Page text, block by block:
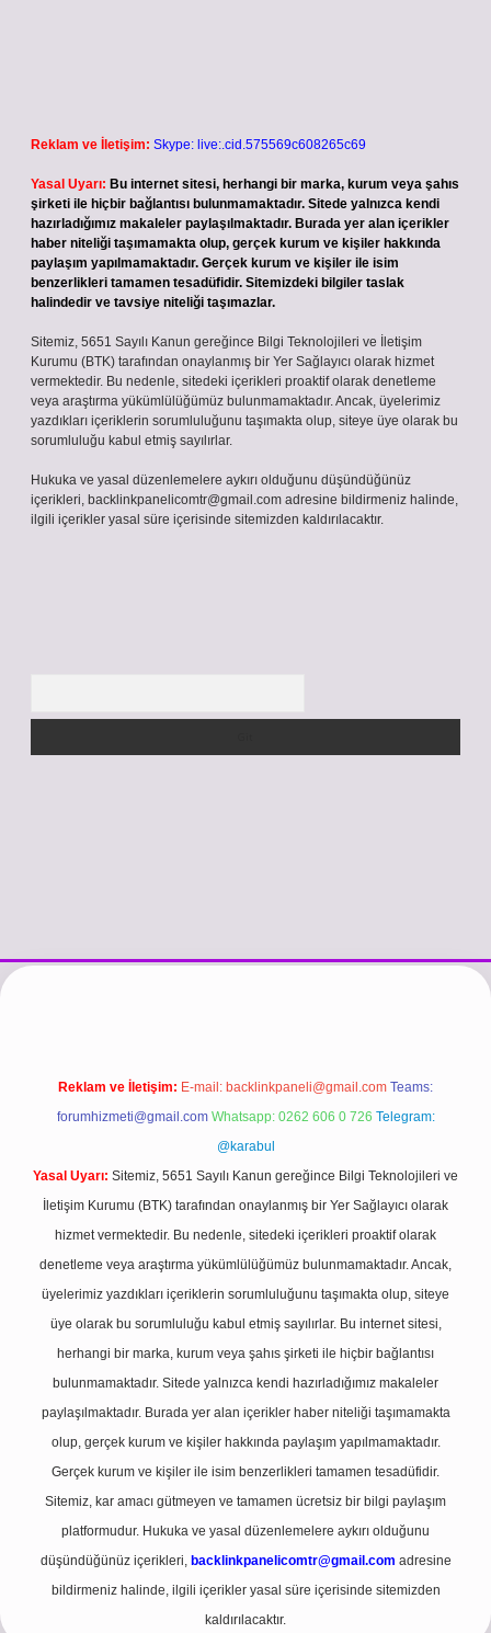
Reklam ve İletişim: Skype: live:.cid.575569c608265c69
Yasal Uyarı: Bu internet sitesi, herhangi bir marka, kurum veya şahıs
şirketi ile hiçbir bağlantısı bulunmamaktadır. Sitede yalnızca kendi
hazırladığımız makaleler paylaşılmaktadır. Burada yer alan içerikler
haber niteliği taşımamakta olup, gerçek kurum ve kişiler hakkında
paylaşım yapılmamaktadır. Gerçek kurum ve kişiler ile isim
benzerlikleri tamamen tesadüfidir. Sitemizdeki bilgiler taslak
halindedir ve tavsiye niteliği taşımazlar.
Sitemiz, 5651 Sayılı Kanun gereğince Bilgi Teknolojileri ve İletişim
Kurumu (BTK) tarafından onaylanmış bir Yer Sağlayıcı olarak hizmet
vermektedir. Bu nedenle, sitedeki içerikleri proaktif olarak denetleme
veya araştırma yükümlülüğümüz bulunmamaktadır. Ancak, üyelerimiz
yazdıkları içeriklerin sorumluluğunu taşımakta olup, siteye üye olarak bu
sorumluluğu kabul etmiş sayılırlar.
Hukuka ve yasal düzenlemelere aykırı olduğunu düşündüğünüz
içerikleri, backlinkpanelicomtr@gmail.com adresine bildirmeniz halinde,
ilgili içerikler yasal süre içerisinde sitemizden kaldırılacaktır.
vdcasino güncel girişhttps://www.betexper.xyz/betci.cobetci
Reklam ve İletişim: E-mail: backlinkpaneli@gmail.com Teams:
forumhizmeti@gmail.com Whatsapp: 0262 606 0 726 Telegram:
@karabul
Yasal Uyarı: Sitemiz, 5651 Sayılı Kanun gereğince Bilgi Teknolojileri ve
İletişim Kurumu (BTK) tarafından onaylanmış bir Yer Sağlayıcı olarak
hizmet vermektedir. Bu nedenle, sitedeki içerikleri proaktif olarak
denetleme veya araştırma yükümlülüğümüz bulunmamaktadır. Ancak,
üyelerimiz yazdıkları içeriklerin sorumluluğunu taşımakta olup, siteye
üye olarak bu sorumluluğu kabul etmiş sayılırlar. Bu internet sitesi,
herhangi bir marka, kurum veya şahıs şirketi ile hiçbir bağlantısı
bulunmamaktadır. Sitede yalnızca kendi hazırladığımız makaleler
paylaşılmaktadır. Burada yer alan içerikler haber niteliği taşımamakta
olup, gerçek kurum ve kişiler hakkında paylaşım yapılmamaktadır.
Gerçek kurum ve kişiler ile isim benzerlikleri tamamen tesadüfidir.
Sitemiz, kar amacı gütmeyen ve tamamen ücretsiz bir bilgi paylaşım
platformudur. Hukuka ve yasal düzenlemelere aykırı olduğunu
düşündüğünüz içerikleri, backlinkpanelicomtr@gmail.com adresine
bildirmeniz halinde, ilgili içerikler yasal süre içerisinde sitemizden
kaldırılacaktır.